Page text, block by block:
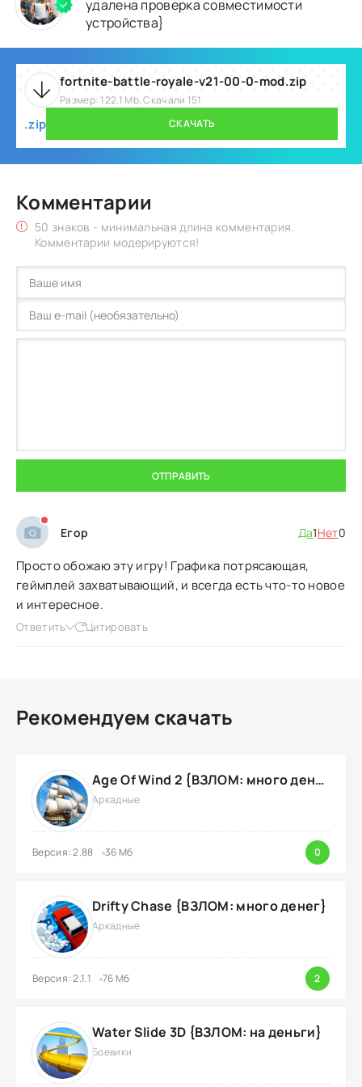
удалена проверка совместимости
устройства}
fortnite-battle-royale-v21-00-0-mod.zip
Размер: 122.1 Mb, Скачали 151
.zip СКАЧАТЬ
Комментарии
50 знаков - минимальная длина комментария.
Комментарии модерируются!
ОТПРАВИТЬ
Егор Да1Нет0
Просто обожаю эту игру! Графика потрясающая,
геймплей захватывающий, и всегда есть что-то новое
и интересное.
Ответить Цитировать
Рекомендуем скачать
Age Of Wind 2 {ВЗЛОМ: много денег}
Аркадные
Версия: 2.88 36 Мб 0
Drifty Chase {ВЗЛОМ: много денег}
Аркадные
Версия: 2.1.1 76 Мб 2
Water Slide 3D {ВЗЛОМ: на деньги}
Боевики